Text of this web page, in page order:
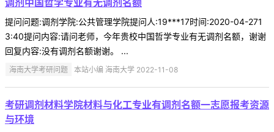
提问问题:调剂学院:公共管理学院提问人:19***17时间:2020-04-271
3:40提问内容:请问老师，今年贵校中国哲学专业有无调剂名额，谢谢
回复内容:没有调剂名额谢谢。 ...
海南大学考研问题 本站小编 海南大学 2022-11-08
考研调剂材料学院材料与化工专业有调剂名额一志愿报考资源
与环境